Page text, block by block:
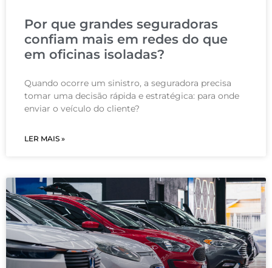
Por que grandes seguradoras
confiam mais em redes do que
em oficinas isoladas?
Quando ocorre um sinistro, a seguradora precisa
tomar uma decisão rápida e estratégica: para onde
enviar o veículo do cliente?
LER MAIS »